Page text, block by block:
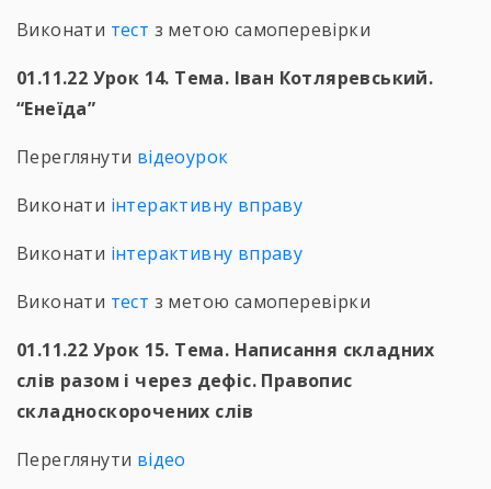
Виконати тест з метою самоперевірки
01.11.22 Урок 14. Тема. Іван Котляревський.
“Енеїда”
Переглянути відеоурок
Виконати інтерактивну вправу
Виконати інтерактивну вправу
Виконати тест з метою самоперевірки
01.11.22 Урок 15. Тема. Написання складних
слів разом і через дефіс. Правопис
складноскорочених слів
Переглянути відео